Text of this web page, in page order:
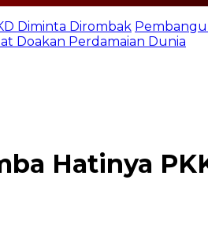
Diminta Dirombak
Doakan Perdamaian Dunia
Hatinya